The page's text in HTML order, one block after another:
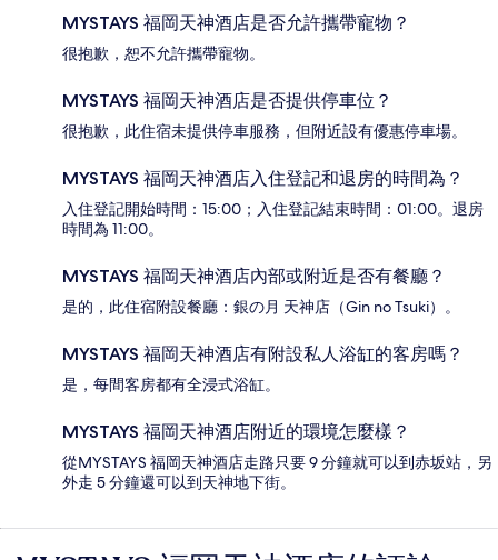
MYSTAYS 福岡天神酒店是否允許攜帶寵物？
很抱歉，恕不允許攜帶寵物。
MYSTAYS 福岡天神酒店是否提供停車位？
很抱歉，此住宿未提供停車服務，但附近設有優惠停車場。
MYSTAYS 福岡天神酒店入住登記和退房的時間為？
入住登記開始時間：15:00；入住登記結束時間：01:00。退房
時間為 11:00。
MYSTAYS 福岡天神酒店內部或附近是否有餐廳？
是的，此住宿附設餐廳：銀の月 天神店（Gin no Tsuki）。
MYSTAYS 福岡天神酒店有附設私人浴缸的客房嗎？
是，每間客房都有全浸式浴缸。
MYSTAYS 福岡天神酒店附近的環境怎麼樣？
從MYSTAYS 福岡天神酒店走路只要 9 分鐘就可以到赤坂站，另
外走 5 分鐘還可以到天神地下街。